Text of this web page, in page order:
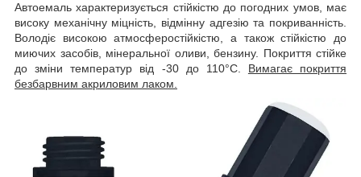
Автоемаль характеризується стійкістю до погодних умов, має
високу механічну міцність, відмінну адгезію та покриванність.
Володіє високою атмосферостійкістю, а також стійкістю до
миючих засобів, мінеральної оливи, бензину. Покриття стійке
до зміни температур від -30 до 110°C. Вимагає покриття
безбарвним акриловим лаком.